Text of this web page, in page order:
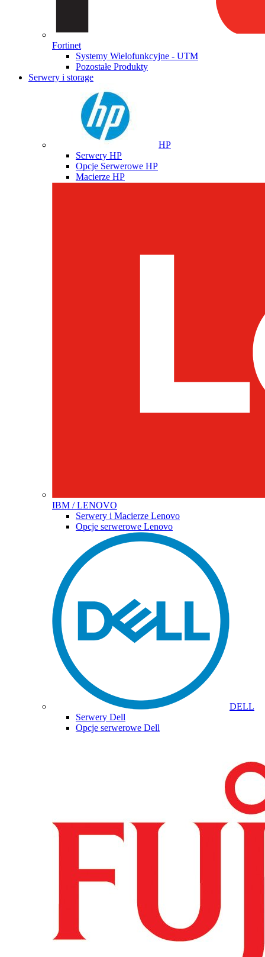
Fortinet
Systemy Wielofunkcyjne - UTM
Pozostałe Produkty
Serwery i storage
HP
Serwery HP
Opcje Serwerowe HP
Macierze HP
IBM / LENOVO
Serwery i Macierze Lenovo
Opcje serwerowe Lenovo
DELL
Serwery Dell
Opcje serwerowe Dell